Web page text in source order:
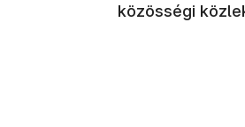
közösségi